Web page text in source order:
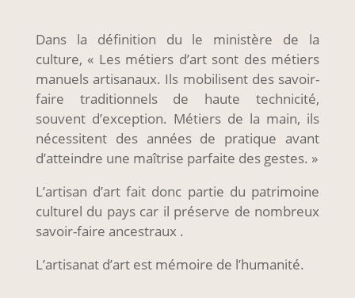
Dans la définition du le ministère de la
culture, « Les métiers d’art sont des métiers
manuels artisanaux. Ils mobilisent des savoir-
faire traditionnels de haute technicité,
souvent d’exception. Métiers de la main, ils
nécessitent des années de pratique avant
d’atteindre une maîtrise parfaite des gestes. »
L’artisan d’art fait donc partie du patrimoine
culturel du pays car il préserve de nombreux
savoir-faire ancestraux .
L’artisanat d’art est mémoire de l’humanité.